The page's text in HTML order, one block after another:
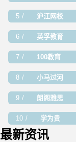
5 沪江网校
6 英孚教育
7 100教育
8 小马过河
9 朗阁雅思
10 学为贵
最新资讯